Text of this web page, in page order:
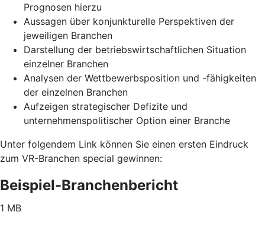
Prognosen hierzu
Aussagen über konjunkturelle Perspektiven der
jeweiligen Branchen
Darstellung der betriebswirtschaftlichen Situation
einzelner Branchen
Analysen der Wettbewerbsposition und -fähigkeiten
der einzelnen Branchen
Aufzeigen strategischer Defizite und
unternehmenspolitischer Option einer Branche
Unter folgendem Link können Sie einen ersten Eindruck
zum VR-Branchen special gewinnen:
Beispiel-Branchenbericht
1 MB